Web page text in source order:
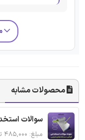
محصولات مشابه
سوالات
مبلغ: ۴۸۵,۰۰۰ تومان